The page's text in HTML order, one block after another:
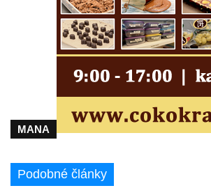
Duchcově
Socha Marse na nádvoří zámku v
Duchcově
Zvěstování Panny Marie v Duchcově
Zvěstování Panny Marie v Duchcově
zahradě v zámeckém parku v Duchcově
Socha Niké v Knížecí zahradě v zámeckém
MANA
Podobné články